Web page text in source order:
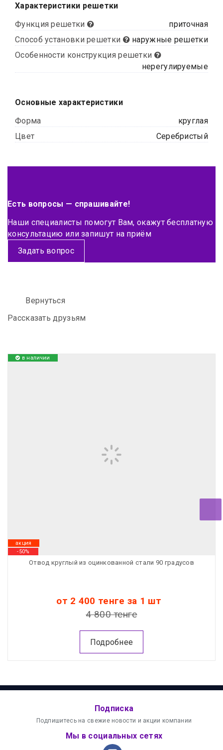
Характеристики решетки
Функция решетки
приточная
Способ установки решетки
наружные решетки
Особенности конструкция решетки
нерегулируемые
Основные характеристики
Форма
круглая
Цвет
Серебристый
Есть вопросы — спрашивайте!
Наши специалисты помогут Вам, окажут бесплатную
консультацию или запишут на приём
Задать вопрос
Вернуться
Рассказать друзьям
в наличии
акция
-50%
Отвод круглый из оцинкованной стали 90 градусов
от 2 400 тенге за 1 шт
4 800 тенге
Подробнее
Подписка
Подпишитесь на свежие новости и акции компании
Мы в социальных сетях